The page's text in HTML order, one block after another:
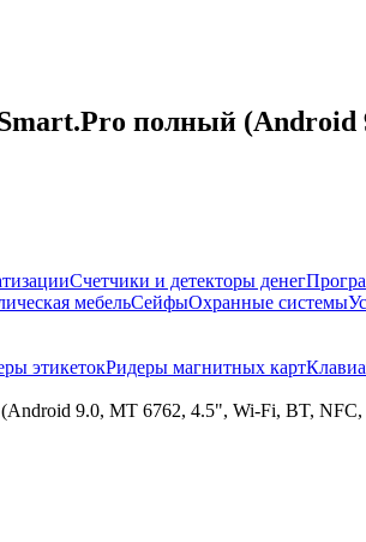
полный (Android
Счетчики и детекторы денег
мебельСейфыОхранные системы
этикетокРидеры магнитных карт
9.0, MT 6762, 4.5", Wi-Fi, BT, NFC,